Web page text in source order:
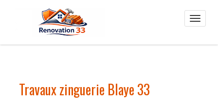
Toggle
Travaux zinguerie Blaye 33